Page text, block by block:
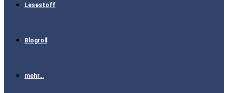
Lesestoff
Blogroll
mehr…